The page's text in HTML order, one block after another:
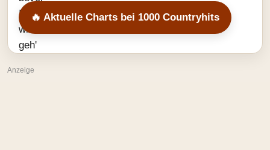
🔥 Aktuelle Charts bei 1000 Countryhits
Anzeige